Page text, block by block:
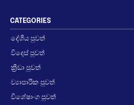
CATEGORIES
දේශීය පුවත්
විදෙස් පුවත්
ක්‍රීඩා පුවත්
ව්‍යාපාරික පුවත්
විශේෂාංග පුවත්